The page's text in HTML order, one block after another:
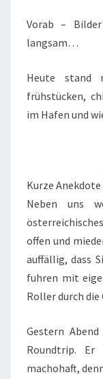
Vorab –
langsam…
Heute stand
frühstücken,
im Hafen und
Kurze Anekdote
Neben uns
offen und
auffällig, dass
fuhren mit
Roller durch die
Gestern
Roundtrip.
machohaft,